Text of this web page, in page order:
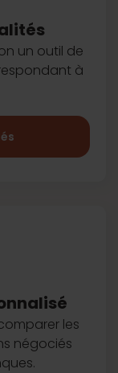
un outil de
à
les
négociés